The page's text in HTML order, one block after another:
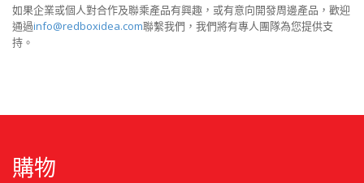
如果企業或個人對合作及聯乘產品有興趣，或有意向開發周邊產品，歡迎
通過info@redboxidea.com聯繫我們，我們將有專人團隊為您提供支
持。
購物